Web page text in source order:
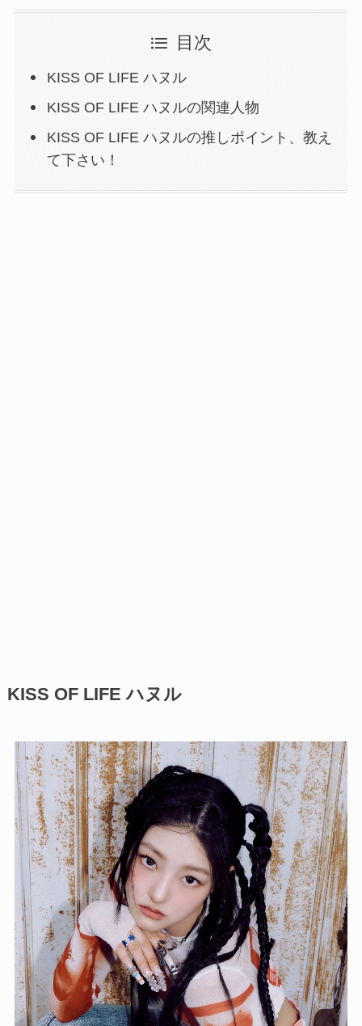
目次
KISS OF LIFE ハヌル
KISS OF LIFE ハヌルの関連人物
KISS OF LIFE ハヌルの推しポイント、教え
て下さい！
KISS OF LIFE ハヌル